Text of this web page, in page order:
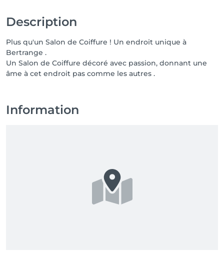
Description
Plus qu'un Salon de Coiffure ! Un endroit unique à
Bertrange .
Un Salon de Coiffure décoré avec passion, donnant une
âme à cet endroit pas comme les autres .
Information